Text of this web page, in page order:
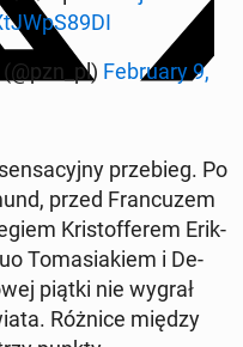
Fe­bru­ary 9,
prze­bieg. Po
przed Fran­cu­zem
Kri­stof­fe­rem Erik­
To­ma­sia­kiem i De­
piątki nie wygrał
Różnice między